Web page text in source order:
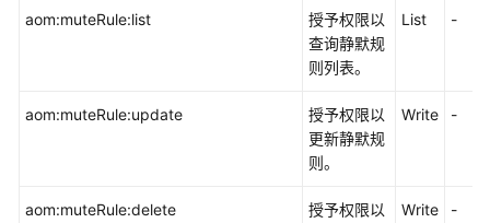
aom:muteRule:list
授予权限以
查询静默规
则列表。
List -
aom:muteRule:update
授予权限以
更新静默规
则。
Write -
aom:muteRule:delete
授予权限以
Write -